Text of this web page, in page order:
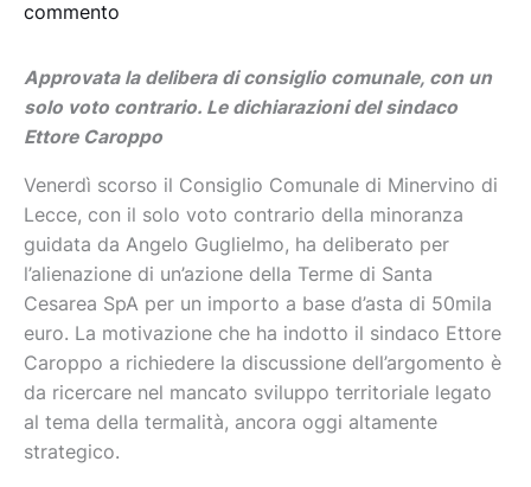
commento
Approvata la delibera di consiglio comunale, con un
solo voto contrario. Le dichiarazioni del sindaco
Ettore Caroppo
Venerdì scorso il Consiglio Comunale di Minervino di
Lecce, con il solo voto contrario della minoranza
guidata da Angelo Guglielmo, ha deliberato per
l’alienazione di un’azione della Terme di Santa
Cesarea SpA per un importo a base d’asta di 50mila
euro. La motivazione che ha indotto il sindaco Ettore
Caroppo a richiedere la discussione dell’argomento è
da ricercare nel mancato sviluppo territoriale legato
al tema della termalità, ancora oggi altamente
strategico.